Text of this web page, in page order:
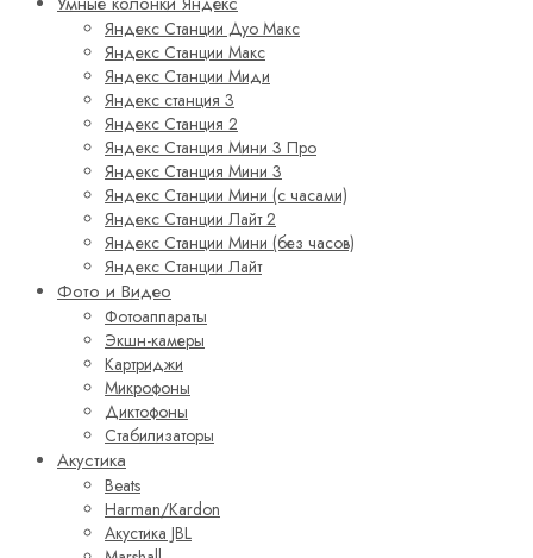
Яндекс Станции Дуо Макс
Яндекс Станции Макс
Яндекс Станции Миди
Яндекс станция 3
Яндекс Станция 2
Яндекс Станция Мини 3 Про
Яндекс Станция Мини 3
Яндекс Станции Мини (с часами)
Яндекс Станции Лайт 2
Яндекс Станции Мини (без часов)
Яндекс Станции Лайт
Фото и Видео
Фотоаппараты
Экшн-камеры
Картриджи
Микрофоны
Диктофоны
Стабилизаторы
Акустика
Beats
Harman/Kardon
Акустика JBL